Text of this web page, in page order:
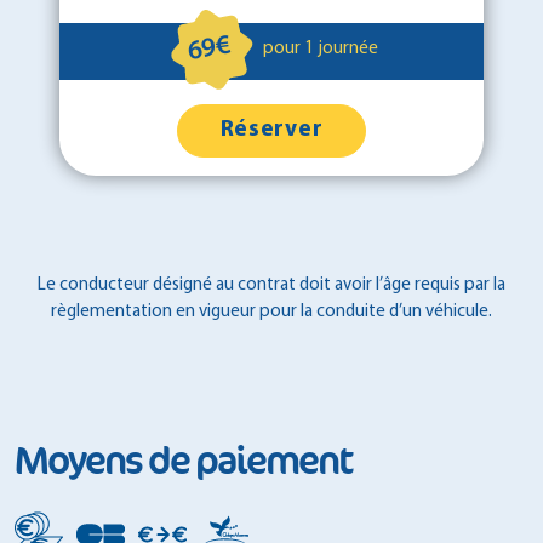
69€ pour 1 journée
Réserver
Le conducteur désigné au contrat doit avoir l’âge requis par la
règlementation en vigueur pour la conduite d’un véhicule.
Moyens de paiement